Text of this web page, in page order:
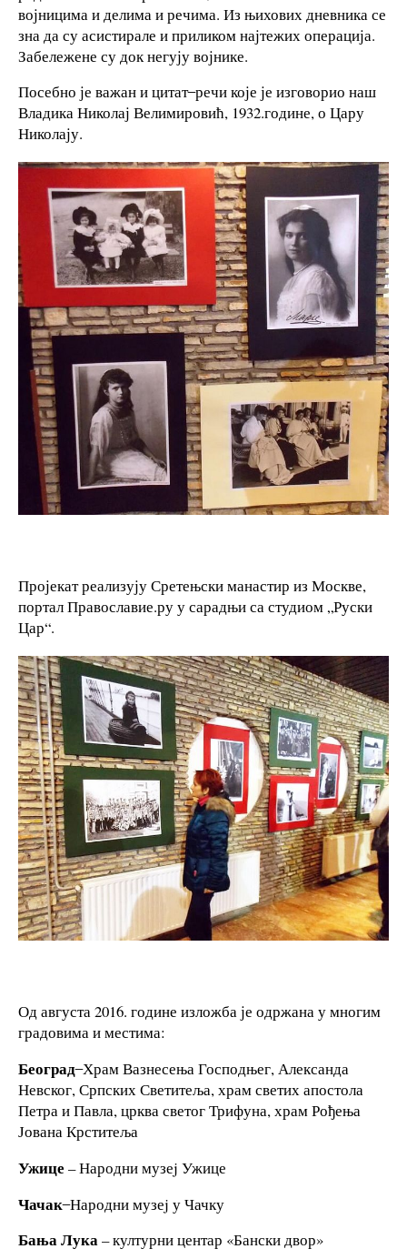
војницима и делима и речима. Из њихових дневника се
зна да су асистирале и приликом најтежих операција.
Забележене су док негују војнике.
Посебно је важан и цитат ̶ речи које је изговорио наш
Владика Николај Велимировић, 1932.године, о Цару
Николају.
Пројекат реализују Сретењски манастир из Москве,
портал Православие.ру у сарадњи са студиом „Руски
Цар“.
Од августа 2016. године изложба је одржана у многим
градовима и местима:
Београд̶ Храм Вазнесења Господњег, Александа
Невског, Српских Светитеља, храм светих апостола
Петра и Павла, црква светог Трифуна, храм Рођења
Јована Крститеља
Ужице – Народни музеj Ужице
Чачак̶ Народни музеj у Чачку
Бања Лука– културни центар «Бански двор»